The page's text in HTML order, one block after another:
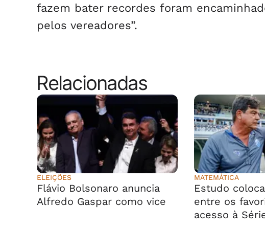
fazem bater recordes foram
pelos vereadores”.
Relacionadas
ELEIÇÕES
Flávio Bolsonaro anuncia
Alfredo Gaspar como vice
MATEMÁTICA
Estudo
entre os
acesso à